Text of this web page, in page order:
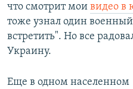
что смотрит мои видео в
тоже узнал один
встретить". Но все
Украину.
Еще в одном населенном